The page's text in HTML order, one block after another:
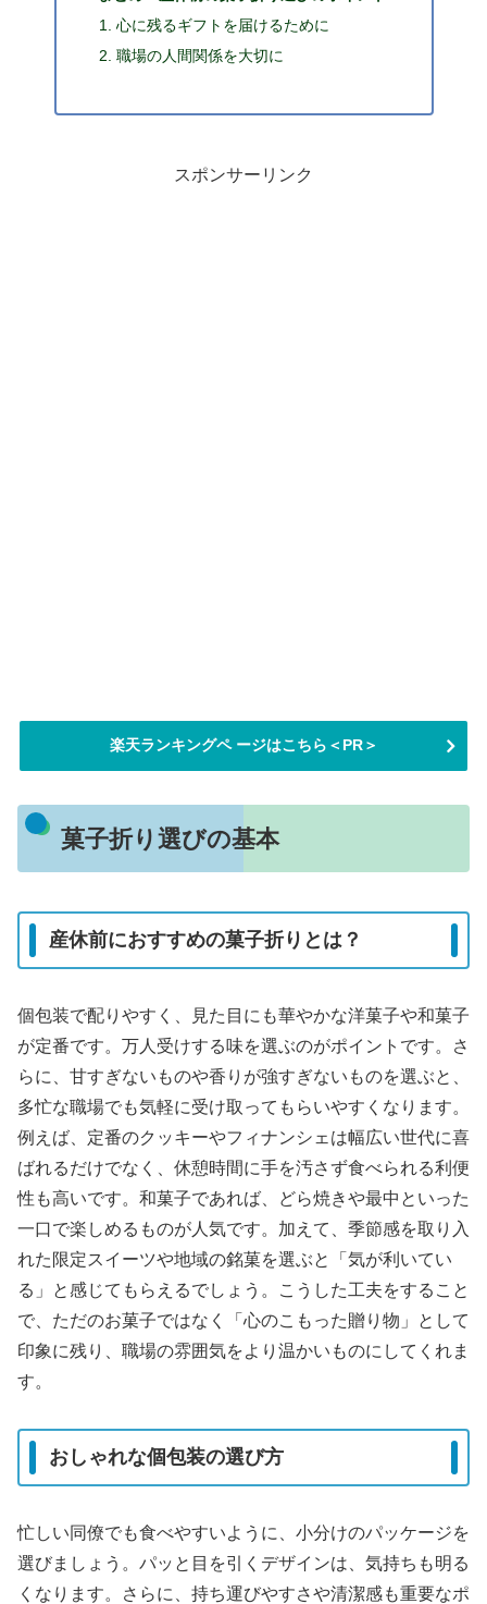
心に残るギフトを届けるために
職場の人間関係を大切に
スポンサーリンク
楽天ランキングペ ージはこちら＜PR＞
菓子折り選びの基本
産休前におすすめの菓子折りとは？
個包装で配りやすく、見た目にも華やかな洋菓子や和菓子
が定番です。万人受けする味を選ぶのがポイントです。さ
らに、甘すぎないものや香りが強すぎないものを選ぶと、
多忙な職場でも気軽に受け取ってもらいやすくなります。
例えば、定番のクッキーやフィナンシェは幅広い世代に喜
ばれるだけでなく、休憩時間に手を汚さず食べられる利便
性も高いです。和菓子であれば、どら焼きや最中といった
一口で楽しめるものが人気です。加えて、季節感を取り入
れた限定スイーツや地域の銘菓を選ぶと「気が利いてい
る」と感じてもらえるでしょう。こうした工夫をすること
で、ただのお菓子ではなく「心のこもった贈り物」として
印象に残り、職場の雰囲気をより温かいものにしてくれま
す。
おしゃれな個包装の選び方
忙しい同僚でも食べやすいように、小分けのパッケージを
選びましょう。パッと目を引くデザインは、気持ちも明る
くなります。さらに、持ち運びやすさや清潔感も重要なポ